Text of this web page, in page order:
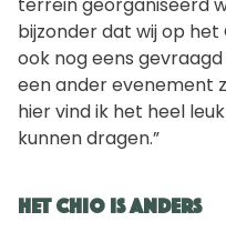
bijzonder dat wij op
ook nog eens
een ander evenement
hier vind ik het heel
kunnen dragen.”
Het CHIO is anders